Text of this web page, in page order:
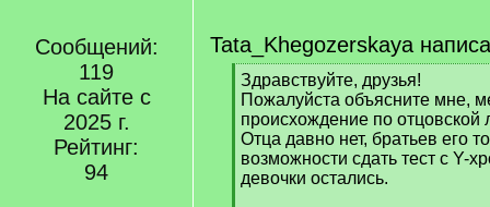
Сообщений:
119
На сайте с
2025 г.
Рейтинг:
94
Tata_Khegozerskaya
[
q
]
Здравствуйте, друзья!
Пожалуйста объясните мне,
происхождение по отцовской
Отца давно нет, братьев его
возможности сдать тест с Y-
девочки остались.